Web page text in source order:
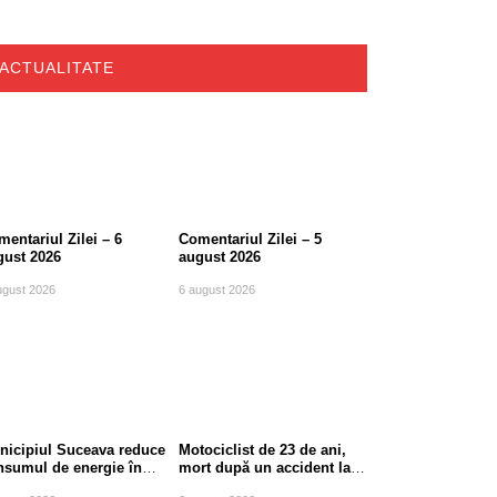
ACTUALITATE
Zilei – 6
2026
2026
Comentariul Zilei – 5
august 2026
6 august 2026
Suceava reduce
de energie în
Motociclist de 23 de ani,
mort după un accident la